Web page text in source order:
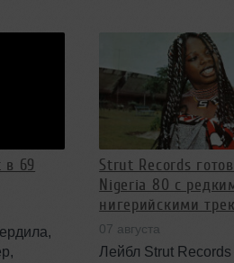
и
материалом от
интервью перед
процесс
подтвердили, что
музыке
в 69
Strut Records
Nigeria 80 с
нигерийскими
07 августа
Лейбл Strut